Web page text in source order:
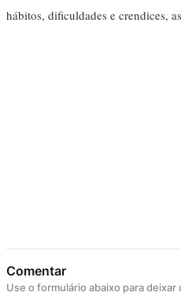
hábitos, dificuldades e crendices,
Comentar
Use o formulário abaixo para